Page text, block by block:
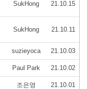
SukHong 21.10.15
SukHong 21.10.11
suzieyoca 21.10.03
Paul Park 21.10.02
조은영 21.10.01